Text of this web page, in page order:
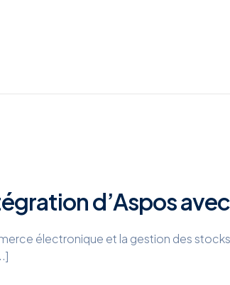
d’Aspos
électronique et la gestion des